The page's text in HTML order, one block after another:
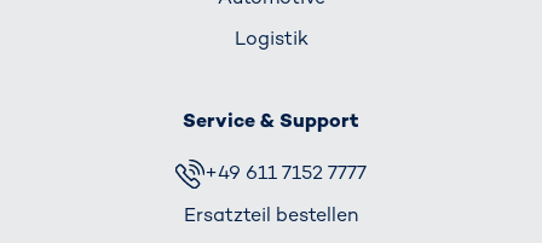
Logistik
Service & Support
+49 611 7152 7777
Ersatzteil bestellen